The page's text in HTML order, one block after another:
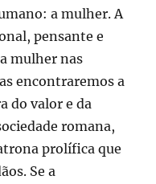
a mulher. A
pensante e
mulher nas
encontraremos a
do valor e da
romana,
prolífica que
Se a